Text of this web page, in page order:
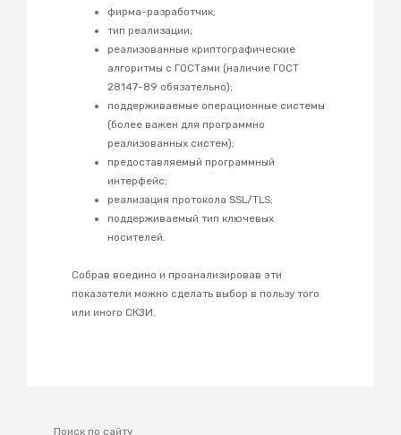
фирма-разработчик;
тип реализации;
реализованные криптографические
алгоритмы с ГОСТами (наличие ГОСТ
28147-89 обязательно);
поддерживаемые операционные системы
(более важен для программно
реализованных систем);
предоставляемый программный
интерфейс;
реализация протокола SSL/TLS;
поддерживаемый тип ключевых
носителей.
Собрав воедино и проанализировав эти
показатели можно сделать выбор в пользу того
или иного СКЗИ.